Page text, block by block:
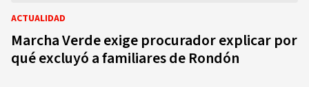
ACTUALIDAD
Marcha Verde exige procurador explicar por
qué excluyó a familiares de Rondón